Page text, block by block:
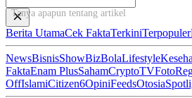
Tanya apapun tentang artikel ini...
Berita UtamaCek FaktaTerkiniTerpopuler
NewsBisnisShowBizBolaLifestyle
FaktaEnam PlusSahamCryptoTVFoto
OffIslamiCitizen6OpiniFeedsOtosia